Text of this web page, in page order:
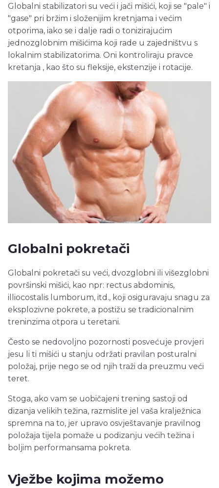
Globalni stabilizatori su veći i jači mišići, koji se "pale" i
"gase" pri bržim i složenijim kretnjama i većim
otporima, iako se i dalje radi o tonizirajućim
jednozglobnim mišićima koji rade u zajedništvu s
lokalnim stabilizatorima. Oni kontroliraju pravce
kretanja , kao što su fleksije, ekstenzije i rotacije.
Globalni pokretači
Globalni pokretači su veći, dvozglobni ili višezglobni
površinski mišići, kao npr: rectus abdominis,
illiocostalis lumborum, itd., koji osiguravaju snagu za
eksplozivne pokrete, a postižu se tradicionalnim
treninzima otpora u teretani.
Često se nedovoljno pozornosti posvećuje provjeri
jesu li ti mišići u stanju održati pravilan posturalni
položaj, prije nego se od njih traži da preuzmu veći
teret.
Stoga, ako vam se uobičajeni trening sastoji od
dizanja velikih težina, razmislite jel vaša kralježnica
spremna na to, jer upravo osvještavanje pravilnog
položaja tijela pomaže u podizanju većih težina i
boljim performansama pokreta.
Vježbe kojima možemo